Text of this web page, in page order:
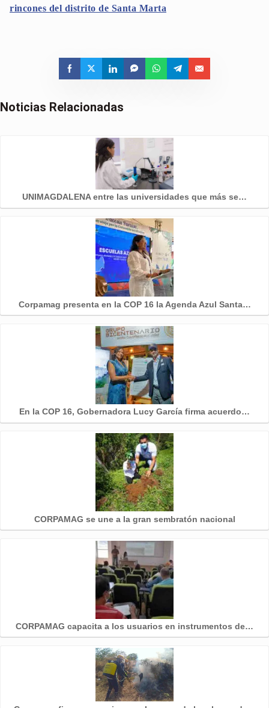
rincones del distrito de Santa Marta
Noticias Relacionadas
UNIMAGDALENA entre las universidades que más se…
Corpamag presenta en la COP 16 la Agenda Azul Santa…
En la COP 16, Gobernadora Lucy García firma acuerdo…
CORPAMAG se une a la gran sembratón nacional
CORPAMAG capacita a los usuarios en instrumentos de…